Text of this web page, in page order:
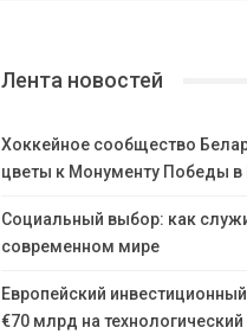
Лента новостей
Хоккейное сообщество
цветы к Монументу Победы в
Социальный выбор: как
современном мире
Европейский
€70 млрд на технологический